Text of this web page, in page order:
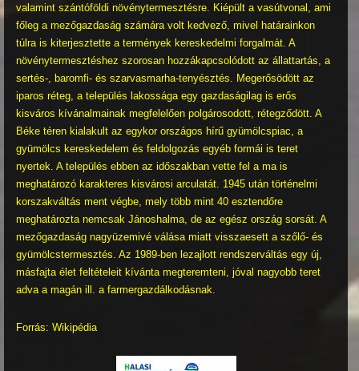
valamint szántóföldi növénytermesztésre. Kiépült a vasútvonal, ami
főleg a mezőgazdaság számára volt kedvező, mivel határainkon
túlra is kiterjesztette a termények kereskedelmi forgalmát. A
növénytermesztéshez szorosan hozzákapcsolódott az állattartás, a
sertés-, baromfi- és szarvasmarha-tenyésztés. Megerősödött az
iparos réteg, a település lakossága egy gazdaságilag is erős
kisváros kívánalmainak megfelelően polgárosodott, rétegződött. A
Béke téren kialakult az egykor országos hírű gyümölcspiac, a
gyümölcs kereskedelem és feldolgozás egyéb formái is teret
nyertek. A település ebben az időszakban vette fel a ma is
meghatározó karakteres kisvárosi arculatát. 1945 után történelmi
korszakváltás ment végbe, mely több mint 40 esztendőre
meghatározta nemcsak Jánoshalma, de az egész ország sorsát. A
mezőgazdaság nagyüzemivé válása miatt visszaesett a szőlő- és
gyümölcstermesztés. Az 1989-ben lezajlott rendszerváltás egy új,
másfajta élet feltételeit kívánta megteremteni, jóval nagyobb teret
adva a magán ill. a farmergazdálkodásnak.
Forrás: Wikipédia